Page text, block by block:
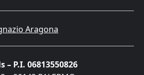
Aragona
P.I. 06813550826